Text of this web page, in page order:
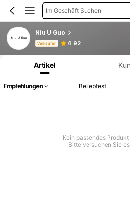
Im Geschäft Suchen
Niu U Guo
Verkäufer 4.92
Produktinformation: Preisangabe, Verkaufs-
Artikel
Empfehlungen Beliebtest
Kein passendes
Bitte versuchen Sie